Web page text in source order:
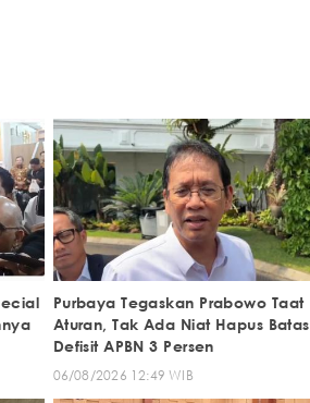
Purbaya Tegaskan Prabowo Taat
Aturan, Tak Ada Niat Hapus Batas
Defisit APBN 3 Persen
06/08/2026 12:49 WIB